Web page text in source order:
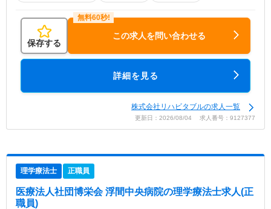
保存する
この求人を問い合わせる
詳細を見る
株式会社リハビタブルの求人一覧
更新日：2026/08/04 求人番号：9127377
理学療法士 正職員
医療法人社団博栄会 浮間中央病院の理学療法士求人(正
職員)